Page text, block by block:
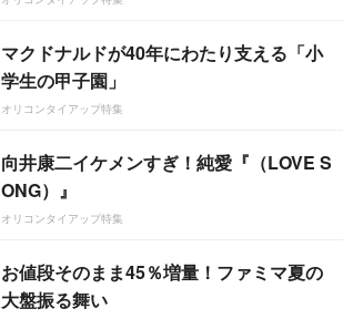
マクドナルドが40年にわたり支える「小
学生の甲子園」
オリコンタイアップ特集
向井康二イケメンすぎ！純愛『（LOVE S
ONG）』
オリコンタイアップ特集
お値段そのまま45％増量！ファミマ夏の
大盤振る舞い